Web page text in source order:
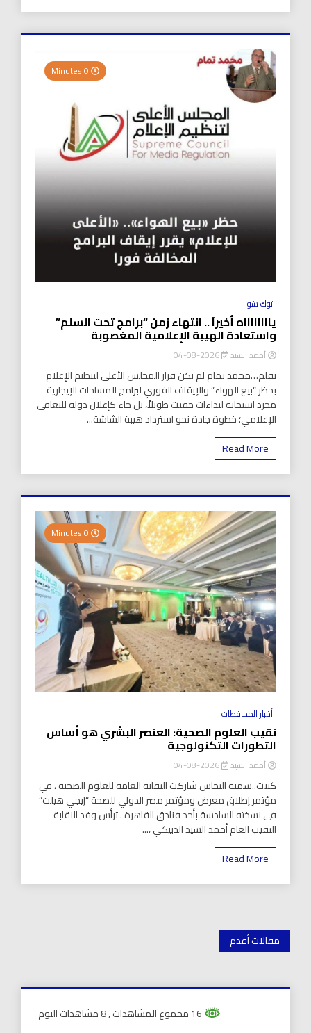
توك شو
يااااااااه أخيراً .. انتهاء زمن “برامج تحت السلم”
واستعادة الهيبة الإعلامية المغصوبة
أحمد السيد 2026-08-04
بقلم…محمد تمام لم يكن قرار المجلس الأعلى لتنظيم الإعلام
بحظر “بيع الهواء” والإيقاف الفوري لبرامج المساحات الإيجارية
مجرد استجابة لنداءات خفتت طويلاً، بل جاء كإعلان دولة للتعافي
الإعلامي؛ خطوة جادة نحو استرداد هيبة الشاشة...
Read More
أخبار المحافظات
نقيب العلوم الصحية: العنصر البشري هو أساس
التطورات التكنولوجية
أحمد السيد 2026-08-04
كتبت..سمية النحاس شاركت النقابة العامة للعلوم الصحية ، في
مؤتمر إطلاق معرض ومؤتمر مصر الدولي للصحة “إيجي هيلث”
في نسخته السادسة بأحد فنادق القاهرة . ترأس وفد النقابة
النقيب العام أحمد السيد الدبيكي ،...
Read More
تصفّح
المقالات
مقالات أقدم
, 8 مشاهدات اليوم